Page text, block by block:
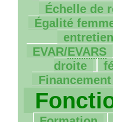
Échelle de
57/1062
Égalité
98/1062
4/1062
entretien
90/1062
46/1062
EVAR/EVARS
82/1062
168/1062
droite
184/1062
48/1062
43/1062
1047/1062